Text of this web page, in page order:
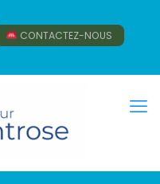
CONTACTEZ-NOUS